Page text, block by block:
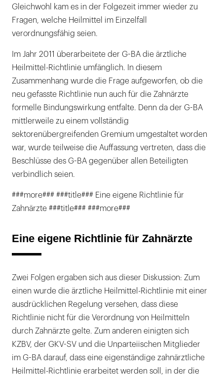
Gleichwohl kam es in der Folgezeit immer wieder zu
Fragen, welche Heilmittel im Einzelfall
verordnungsfähig seien.
Im Jahr 2011 überarbeitete der G-BA die ärztliche
Heilmittel-Richtlinie umfänglich. In diesem
Zusammenhang wurde die Frage aufgeworfen, ob die
neu gefasste Richtlinie nun auch für die Zahnärzte
formelle Bindungswirkung entfalte. Denn da der G-BA
mittlerweile zu einem vollständig
sektorenübergreifenden Gremium umgestaltet worden
war, wurde teilweise die Auffassung vertreten, dass die
Beschlüsse des G-BA gegenüber allen Beteiligten
verbindlich seien.
###more### ###title### Eine eigene Richtlinie für
Zahnärzte ###title### ###more###
Eine eigene Richtlinie für Zahnärzte
Zwei Folgen ergaben sich aus dieser Diskussion: Zum
einen wurde die ärztliche Heilmittel-Richtlinie mit einer
ausdrücklichen Regelung versehen, dass diese
Richtlinie nicht für die Verordnung von Heilmitteln
durch Zahnärzte gelte. Zum anderen einigten sich
KZBV, der GKV-SV und die Unparteiischen Mitglieder
im G-BA darauf, dass eine eigenständige zahnärztliche
Heilmittel-Richtlinie erarbeitet werden soll, in der die